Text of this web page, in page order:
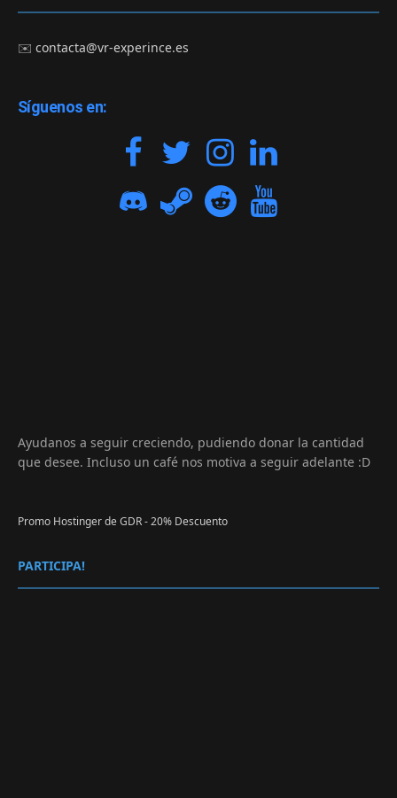
✉️contacta@vr-experince.es
Síguenos en:
Ayudanos a seguir creciendo, pudiendo donar la cantidad
que desee. Incluso un café nos motiva a seguir adelante :D
Promo Hostinger de GDR - 20% Descuento
PARTICIPA!